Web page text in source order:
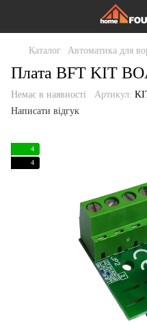
Каталог Автоматика для
Плата BFT KIT
Немає в наявності Артикул:
Написати відгук
4
4